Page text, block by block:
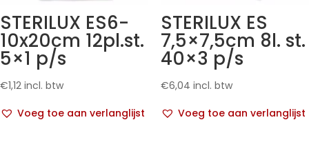
STERILUX ES6-
10x20cm 12pl.st.
5×1 p/s
€1,12 incl. btw
Voeg toe aan verlanglijst
STERILUX ES
7,5×7,5cm 8l. st.
40×3 p/s
€6,04 incl. btw
Voeg toe aan verlanglijst